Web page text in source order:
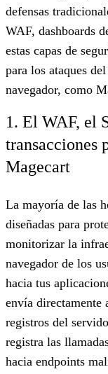
defensas
WAF, dashboards
estas capas de
para los ataques
navegador, como
1. El WAF, el
transacciones
Magecart
La mayoría de las
diseñadas para
monitorizar la
navegador de los
hacia tus
envía
registros del
registra las
hacia endpoints